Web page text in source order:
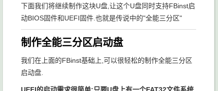
下面我们将继续制作这块U盘,让这个U盘同时支持FBinst启
动BIOS固件和UEFI固件.也就是传说中的"全能三分区"
制作全能三分区启动盘
我们在上面的FBinst基础上,可以很轻松的制作全能三分区
启动盘.